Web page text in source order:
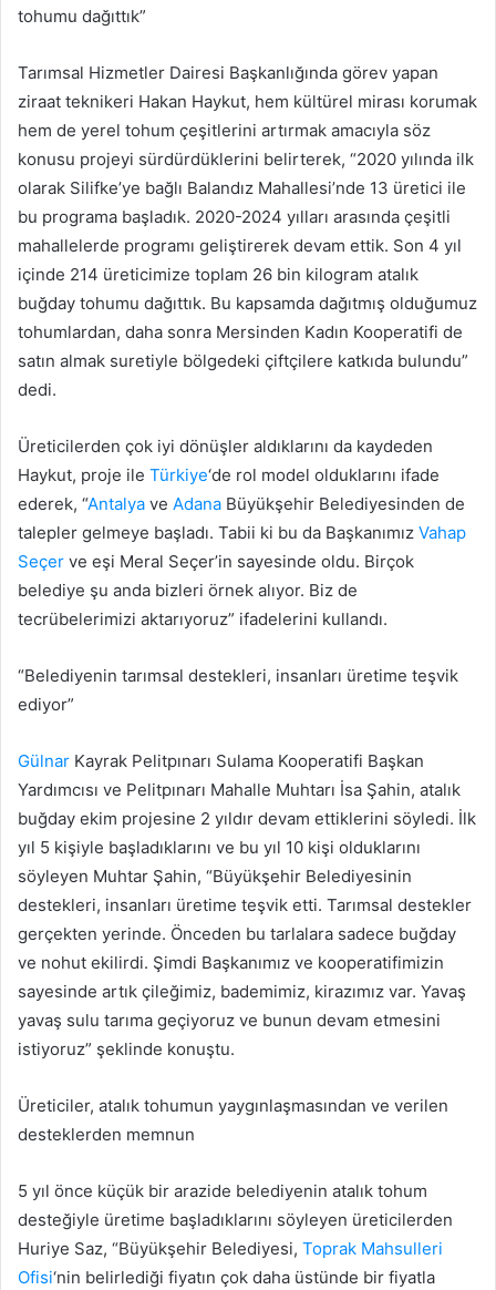
tohumu dağıttık”
Tarımsal Hizmetler Dairesi Başkanlığında görev yapan
ziraat teknikeri Hakan Haykut, hem kültürel mirası korumak
hem de yerel tohum çeşitlerini artırmak amacıyla söz
konusu projeyi sürdürdüklerini belirterek, “2020 yılında ilk
olarak Silifke’ye bağlı Balandız Mahallesi’nde 13 üretici ile
bu programa başladık. 2020-2024 yılları arasında çeşitli
mahallelerde programı geliştirerek devam ettik. Son 4 yıl
içinde 214 üreticimize toplam 26 bin kilogram atalık
buğday tohumu dağıttık. Bu kapsamda dağıtmış olduğumuz
tohumlardan, daha sonra Mersinden Kadın Kooperatifi de
satın almak suretiyle bölgedeki çiftçilere katkıda bulundu”
dedi.
Üreticilerden çok iyi dönüşler aldıklarını da kaydeden
Haykut, proje ile Türkiye‘de rol model olduklarını ifade
ederek, “Antalya ve Adana Büyükşehir Belediyesinden de
talepler gelmeye başladı. Tabii ki bu da Başkanımız Vahap
Seçer ve eşi Meral Seçer’in sayesinde oldu. Birçok
belediye şu anda bizleri örnek alıyor. Biz de
tecrübelerimizi aktarıyoruz” ifadelerini kullandı.
“Belediyenin tarımsal destekleri, insanları üretime teşvik
ediyor”
Gülnar Kayrak Pelitpınarı Sulama Kooperatifi Başkan
Yardımcısı ve Pelitpınarı Mahalle Muhtarı İsa Şahin, atalık
buğday ekim projesine 2 yıldır devam ettiklerini söyledi. İlk
yıl 5 kişiyle başladıklarını ve bu yıl 10 kişi olduklarını
söyleyen Muhtar Şahin, “Büyükşehir Belediyesinin
destekleri, insanları üretime teşvik etti. Tarımsal destekler
gerçekten yerinde. Önceden bu tarlalara sadece buğday
ve nohut ekilirdi. Şimdi Başkanımız ve kooperatifimizin
sayesinde artık çileğimiz, bademimiz, kirazımız var. Yavaş
yavaş sulu tarıma geçiyoruz ve bunun devam etmesini
istiyoruz” şeklinde konuştu.
Üreticiler, atalık tohumun yaygınlaşmasından ve verilen
desteklerden memnun
5 yıl önce küçük bir arazide belediyenin atalık tohum
desteğiyle üretime başladıklarını söyleyen üreticilerden
Huriye Saz, “Büyükşehir Belediyesi, Toprak Mahsulleri
Ofisi‘nin belirlediği fiyatın çok daha üstünde bir fiyatla